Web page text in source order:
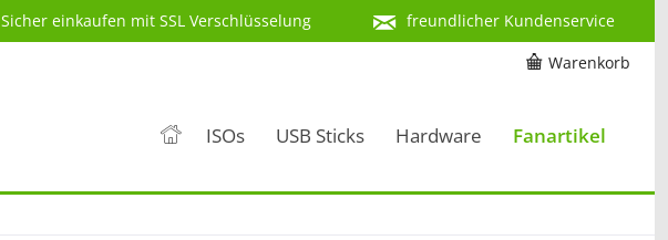
Sicher einkaufen mit SSL Verschlüsselung
freundlicher Kundenservice
Warenkorb
ISOs USB Sticks Hardware Fanartikel